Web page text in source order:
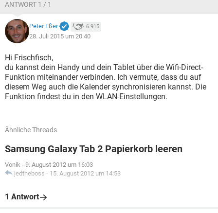
ANTWORT 1 / 1
Peter Eßer 6.915
28. Juli 2015 um 20:40
Hi Frischfisch,
du kannst dein Handy und dein Tablet über die Wifi-Direct-
Funktion miteinander verbinden. Ich vermute, dass du auf
diesem Weg auch die Kalender synchronisieren kannst. Die
Funktion findest du in den WLAN-Einstellungen.
Ähnliche Threads
Samsung Galaxy Tab 2 Papierkorb leeren
Vonik - 9. August 2012 um 16:03
jedtheboss - 15. August 2012 um 14:53
1 Antwort